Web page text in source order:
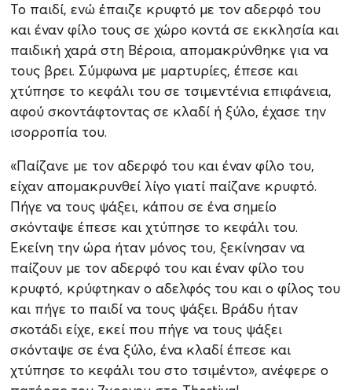
Το παιδί, ενώ έπαιζε κρυφτό με τον αδερφό του
και έναν φίλο τους σε χώρο κοντά σε εκκλησία και
παιδική χαρά στη Βέροια, απομακρύνθηκε για να
τους βρει. Σύμφωνα με μαρτυρίες, έπεσε και
χτύπησε το κεφάλι του σε τσιμεντένια επιφάνεια,
αφού σκοντάφτοντας σε κλαδί ή ξύλο, έχασε την
ισορροπία του.
«Παίζανε με τον αδερφό του και έναν φίλο του,
είχαν απομακρυνθεί λίγο γιατί παίζανε κρυφτό.
Πήγε να τους ψάξει, κάπου σε ένα σημείο
σκόνταψε έπεσε και χτύπησε το κεφάλι του.
Εκείνη την ώρα ήταν μόνος του, ξεκίνησαν να
παίζουν με τον αδερφό του και έναν φίλο του
κρυφτό, κρύφτηκαν ο αδελφός του και ο φίλος του
και πήγε το παιδί να τους ψάξει. Βράδυ ήταν
σκοτάδι είχε, εκεί που πήγε να τους ψάξει
σκόνταψε σε ένα ξύλο, ένα κλαδί έπεσε και
χτύπησε το κεφάλι του στο τσιμέντο», ανέφερε ο